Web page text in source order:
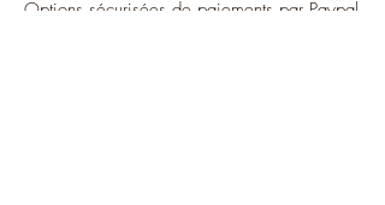
Options sécurisées de paiements par Paypal